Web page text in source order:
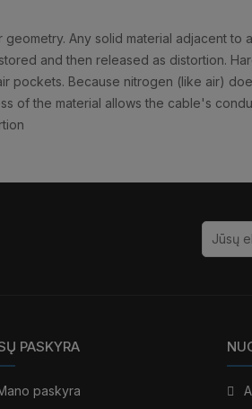
geometry. Any solid material adjacent
and then released as distortion.
pockets. Because nitrogen (like air)
of the material allows the cable's
PASKYRA
paskyra